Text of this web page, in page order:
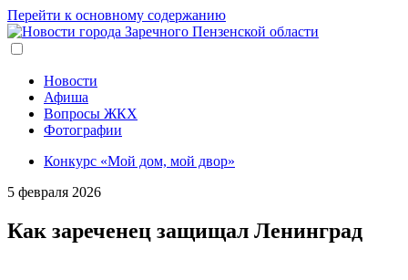
Перейти к основному содержанию
Новости
Афиша
Вопросы ЖКХ
Фотографии
Конкурс «Мой дом, мой двор»
5 февраля 2026
Как зареченец защищал Ленинград